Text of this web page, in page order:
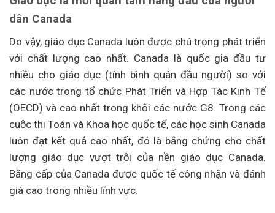
dân Canada
Do vậy, giáo dục Canada luôn được chú trọng phát triển
với chất lượng cao nhất. Canada là quốc gia đầu tư
nhiều cho giáo dục (tính bình quân đầu người) so với
các nước trong tổ chức Phát Triển và Hợp Tác Kinh Tế
(OECD) và cao nhất trong khối các nước G8. Trong các
cuộc thi Toán và Khoa học quốc tế, các học sinh Canada
luôn đạt kết quả cao nhất, đó là bằng chứng cho chất
lượng giáo dục vượt trội của nền giáo dục Canada.
Bằng cấp của Canada được quốc tế công nhận và đánh
giá cao trong nhiều lĩnh vực.